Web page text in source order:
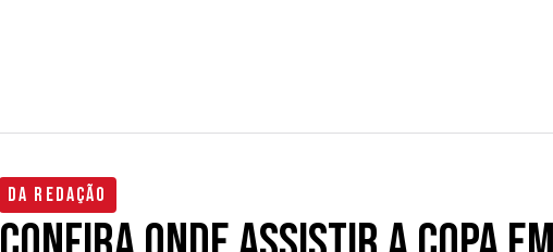
Da Redação